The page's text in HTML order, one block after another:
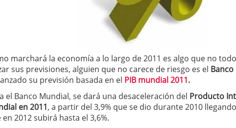
21 de noviembre de 2025
¿Cuánto cuesta un software punto de venta? 3 de octubre de
marchará la economía a lo largo de 2011 es algo que no
sus previsiones, alguien que no carece de riesgo es el
su previsión basada en el PIB mundial 2011.
el Banco Mundial, se dará una desaceleración del Producto
en 2011, a partir del 3,9% que se dio durante 2010
en 2012 subirá hasta el 3,6%.